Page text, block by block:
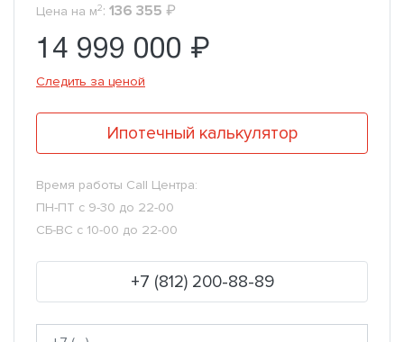
Цена на м2: 136 355 ₽
14 999 000 ₽
Следить за ценой
Ипотечный калькулятор
Время работы Call Центра:
ПН-ПТ с 9-30 до 22-00
СБ-ВС с 10-00 до 22-00
+7 (812) 200-88-89